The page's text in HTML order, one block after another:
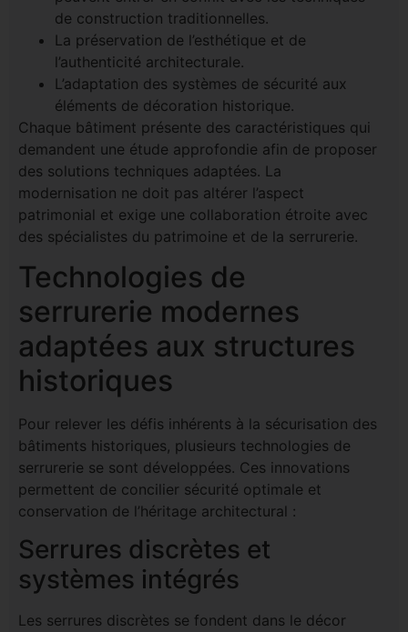
de construction traditionnelles.
La préservation de l’esthétique et de
l’authenticité architecturale.
L’adaptation des systèmes de sécurité aux
éléments de décoration historique.
Chaque bâtiment présente des caractéristiques qui
demandent une étude approfondie afin de proposer
des solutions techniques adaptées. La
modernisation ne doit pas altérer l’aspect
patrimonial et exige une collaboration étroite avec
des spécialistes du patrimoine et de la serrurerie.
Technologies de
serrurerie modernes
adaptées aux structures
historiques
Pour relever les défis inhérents à la sécurisation des
bâtiments historiques, plusieurs technologies de
serrurerie se sont développées. Ces innovations
permettent de concilier sécurité optimale et
conservation de l’héritage architectural :
Serrures discrètes et
systèmes intégrés
Les serrures discrètes se fondent dans le décor